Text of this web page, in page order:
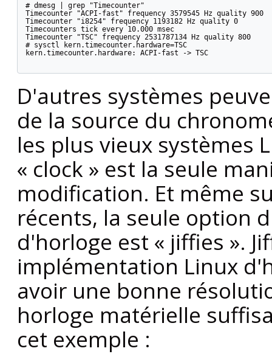
# dmesg | grep "Timecounter"
Timecounter "ACPI-fast" frequency 3579545 Hz quality 900
Timecounter "i8254" frequency 1193182 Hz quality 0
Timecounters tick every 10.000 msec
Timecounter "TSC" frequency 2531787134 Hz quality 800
# sysctl kern.timecounter.hardware=TSC
kern.timecounter.hardware: ACPI-fast -> TSC
D'autres systèmes
de la source du
les plus vieux systèmes
« clock » est la seule
modification. Et même
récents, la seule option
d'horloge est « jiffies ».
implémentation Linux
avoir une bonne
horloge matérielle
cet exemple :